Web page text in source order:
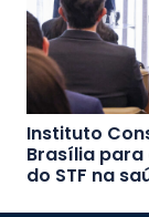
Instituto
Brasília
do STF na